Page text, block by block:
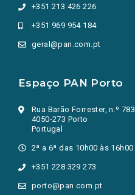
+351 213 426 226
+351 969 954 184
geral@pan.com.pt
Espaço PAN Porto
Rua Barão Forrester, n.º 783
4050-273 Porto
Portugal
2ª a 6ª das 10h00 às 16h00
+351 228 329 273
porto@pan.com.pt